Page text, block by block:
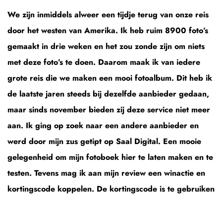
We zijn inmiddels alweer een tijdje terug van onze reis
door het westen van Amerika. Ik heb ruim 8900 foto’s
gemaakt in drie weken en het zou zonde zijn om niets
met deze foto’s te doen. Daarom maak ik van iedere
grote reis die we maken een mooi fotoalbum. Dit heb ik
de laatste jaren steeds bij dezelfde aanbieder gedaan,
maar sinds november bieden zij deze service niet meer
aan. Ik ging op zoek naar een andere aanbieder en
werd door mijn zus getipt op Saal Digital. Een mooie
gelegenheid om mijn fotoboek hier te laten maken en te
testen. Tevens mag ik aan mijn review een winactie en
kortingscode koppelen. De kortingscode is te gebruiken